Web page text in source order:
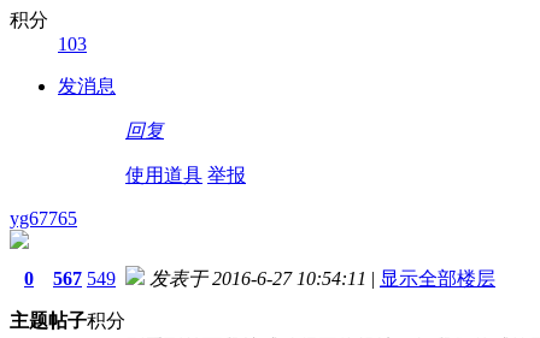
积分
103
发消息
回复
使用道具 举报
yg67765
0
主题
567
帖子
549
积分
发表于 2016-6-27 10:54:11 | 显示全部楼层